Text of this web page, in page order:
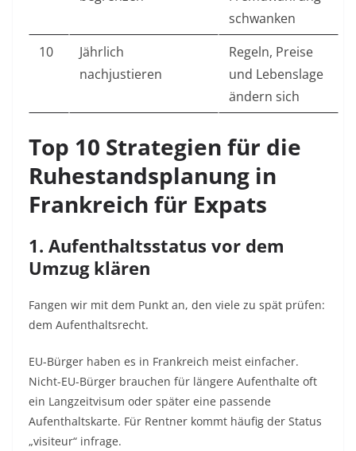
schwanken
10
Jährlich
nachjustieren
Regeln, Preise
und Lebenslage
ändern sich
Top 10 Strategien für die
Ruhestandsplanung in
Frankreich für Expats
1. Aufenthaltsstatus vor dem
Umzug klären
Fangen wir mit dem Punkt an, den viele zu spät prüfen:
dem Aufenthaltsrecht.
EU-Bürger haben es in Frankreich meist einfacher.
Nicht-EU-Bürger brauchen für längere Aufenthalte oft
ein Langzeitvisum oder später eine passende
Aufenthaltskarte. Für Rentner kommt häufig der Status
„visiteur“ infrage.